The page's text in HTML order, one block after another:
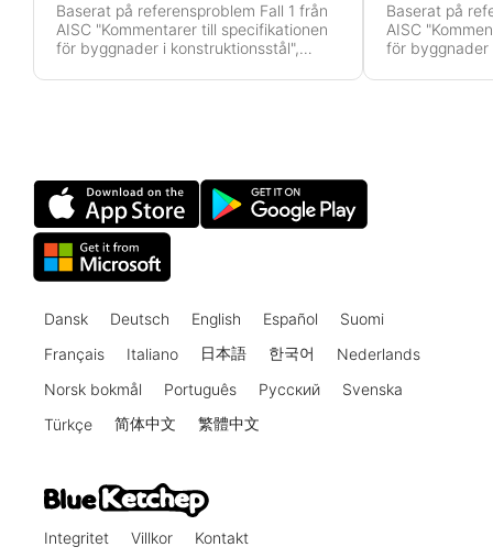
Baserat på referensproblem Fall 1 från
AISC "Kommentarer till specifikationen
för byggnader i konstruktionsstål",
enkelt upplagd balk-pelare utsätts för
Baserat på
AISC
för byggnader
fastbaserad
Dansk Deutsch English Español
Suomi
Français
Italiano 日本語 한국어
Nederlands
Norsk bokmål
Português Русский
Svenska
Türkçe
简体中文 繁體中文
Integritet Villkor Kontakt